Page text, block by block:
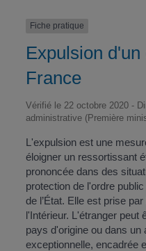
Fiche pratique
Expulsion
France
Vérifié le 22 octobre 2020 -
administrative (Première
L'expulsion est une
éloigner un ressortissant
prononcée dans des
protection de l'ordre
de l’État. Elle est prise
l'Intérieur. L'étranger peut
pays d'origine ou dans
exceptionnelle, encadrée